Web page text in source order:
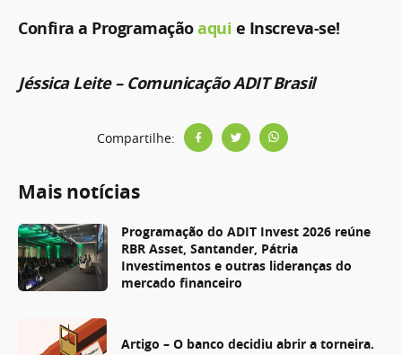
Confira a Programaçãoaqui e Inscreva-se!
Jéssica Leite – Comunicação ADIT Brasil
Compartilhe:
Mais notícias
Programação do ADIT Invest 2026 reúne
RBR Asset, Santander, Pátria
Investimentos e outras lideranças do
mercado financeiro
Artigo – O banco decidiu abrir a torneira.